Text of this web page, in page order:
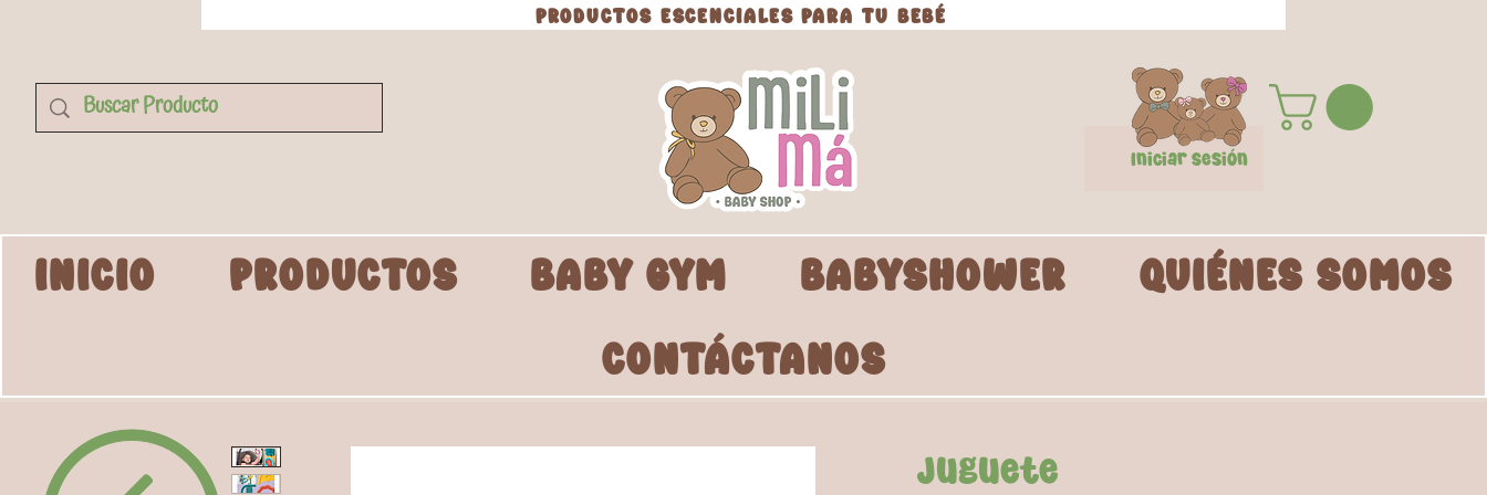
PRODUCTOS ESCENCIALES PARA TU BEBÉ
Iniciar Sesión
INICIO PRODUCTOS BABY GYM BABYSHOWER
QUIÉNES SOMOS
CONTÁCTANOS
Juguete